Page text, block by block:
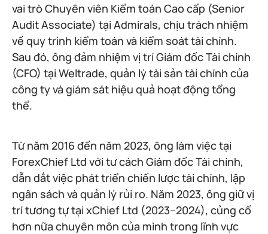
vai trò Chuyên viên Kiểm toán Cao cấp (Senior
Audit Associate) tại Admirals, chịu trách nhiệm
về quy trình kiểm toán và kiểm soát tài chính.
Sau đó, ông đảm nhiệm vị trí Giám đốc Tài chính
(CFO) tại Weltrade, quản lý tài sản tài chính của
công ty và giám sát hiệu quả hoạt động tổng
thể.
Từ năm 2016 đến năm 2023, ông làm việc tại
ForexChief Ltd với tư cách Giám đốc Tài chính,
dẫn dắt việc phát triển chiến lược tài chính, lập
ngân sách và quản lý rủi ro. Năm 2023, ông giữ vị
trí tương tự tại xChief Ltd (2023–2024), củng cố
hơn nữa chuyên môn của mình trong lĩnh vực